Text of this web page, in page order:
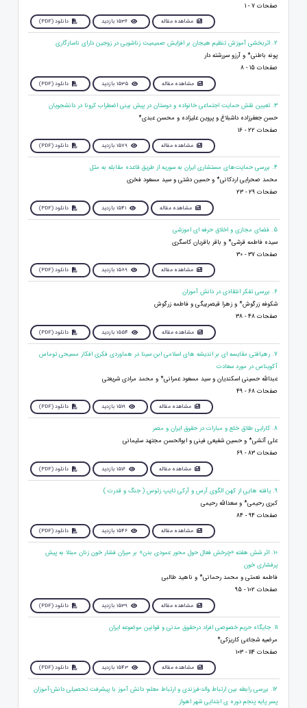
صفحات 7 - 1
مشاهده مقاله 1536 بازدید دانلود (PDF)
2. اثربخشی آموزش تنظیم هیجان بر افزایش صمیمیت زناشویی در زوجین دارای ناسازگاری
پونه باطنی* و آرزو سررشته دار
صفحات 15 - 8
مشاهده مقاله 1535 بازدید دانلود (PDF)
3. تعیین نقش حمایت اجتماعی خانواده و دوستان در پیش بینی اضطراب کرونا در دانشجویان
حسن جعفرزاده داشبلاغ و پروین علیزاده و محسن عبدی*
صفحات 22 - 16
مشاهده مقاله 1579 بازدید دانلود (PDF)
4. بررسی حمایت‌های مستشاری ایران به سوریه از طریق قاعده مقابله به مثل
محمد صحرایی اردکانی* و حسین دشتی و سید مسعود فخری
صفحات 29 - 23
مشاهده مقاله 1541 بازدید دانلود (PDF)
5. فضای مجازی و اخلاق حرفه ای اموزشی
سیده فاطمه قرشی* و باقر باقریان کاسگری
صفحات 37 - 30
مشاهده مقاله 1589 بازدید دانلود (PDF)
6. بررسی تفکر انتقادی در دانش آموزان
شکوفه زرگوش* و زهرا قیصربیگی و فاطمه زرگوش
صفحات 48 - 38
مشاهده مقاله 1554 بازدید دانلود (PDF)
7. رهیافتی مقایسه ای بر اندیشه های اسلامی ابن سینا در هماوردی فکری افکار مسیحی توماس
آکویناس در مورد سعادت
عبدالله حسینی اسکندیان و سید مسعود عمرانی* و محمد مرادی شریعتی
صفحات 68 - 49
مشاهده مقاله 1519 بازدید دانلود (PDF)
8. کارایی طلاق خلع و مبارات در حقوق ایران و مصر
علی آتشی* و حسین شفیعی فینی و ابوالحسن مجتهد سلیمانی
صفحات 83 - 69
مشاهده مقاله 1516 بازدید دانلود (PDF)
9. یافته هایی از کهن الگوی آرس و آرکی تایپ زئوس ( جنگ و قدرت )
کبری رحیمی* و سعدالله رحیمی
صفحات 94 - 84
مشاهده مقاله 1546 بازدید دانلود (PDF)
10. اثر شش هفته «چرخش فعال حول محور عمودی بدن» بر میزان فشار خون زنان مبتلا به پیش
پرفشاری خون
فاطمه نعمتی و محمد رحمانی* و ناهید طالبی
صفحات 102 - 95
مشاهده مقاله 1539 بازدید دانلود (PDF)
11. جایگاه حریم خصوصی افراد درحقوق مدنی و قوانین موضوعه ایران
مرضیه شجاعی کاریزکی*
صفحات 114 - 103
مشاهده مقاله 1543 بازدید دانلود (PDF)
12. بررسی رابطه بین ارتباط والد-فرزندی و ارتباط معلم- دانش آموز با پیشرفت تحصیلی دانش-آموزان
پسر پایه پنجم دوره ی ابتدایی شهر اهواز